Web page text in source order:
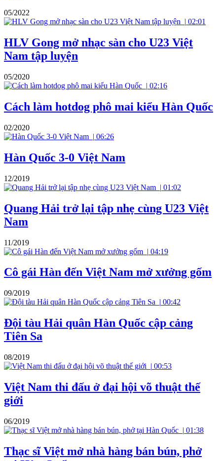
05/2022
| 02:01
HLV Gong mở nhạc sàn cho U23 Việt
Nam tập luyện
05/2020
| 02:16
Cách làm hotdog phô mai kiểu Hàn Quốc
02/2020
| 06:26
Hàn Quốc 3-0 Việt Nam
12/2019
| 01:02
Quang Hải trở lại tập nhẹ cùng U23 Việt
Nam
11/2019
| 04:19
Cô gái Hàn đến Việt Nam mở xưởng gốm
09/2019
| 00:42
Đội tàu Hải quân Hàn Quốc cập cảng
Tiên Sa
08/2019
| 00:53
Việt Nam thi đấu ở đại hội võ thuật thế
giới
06/2019
| 01:38
Thạc sĩ Việt mở nhà hàng bán bún, phở